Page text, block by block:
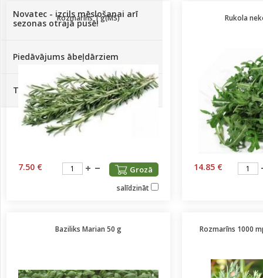
Novatec - izcils mēslošanai arī
sezonas otrajā pusē!
Piedāvājums ābeļdārziem
TOP piemājas dārzam 2024
Rozmarīns 1 g(MS)
7.50 € Grozā
salīdzināt
Rukola
14.85 €
Baziliks Marian 50 g Rozmarīns 1000